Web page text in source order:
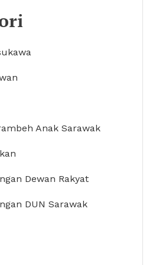
Anak Sarawak
Dewan Rakyat
DUN Sarawak